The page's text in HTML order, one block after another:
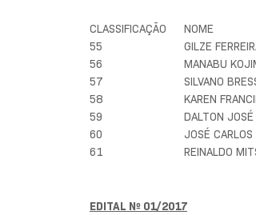
CLASSIFICAÇÃO NOME
55
GILZE
56
MANABU
57
SILVANO
58
KAREN
59
DALTON JOSÉ
60
JOSÉ CARLOS
61
REINALDO
EDITAL Nº 01/2017